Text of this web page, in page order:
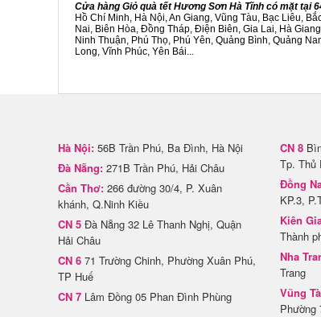
Cửa hàng Giỏ quà tết Hương Sơn Hà Tĩnh có mặt tại
Hồ Chí Minh, Hà Nội, An Giang, Vũng Tàu, Bạc Liêu,
Nai, Biên Hòa, Đồng Tháp, Điện Biên, Gia Lai, Hà
Ninh Thuận, Phú Thọ, Phú Yên, Quảng Bình, Quảng
Long, Vĩnh Phúc, Yên Bái...
Hà Nội: 56B Trần Phú, Ba Đình, Hà Nội
Đà Nẵng: 271B Trần Phú, Hải Châu
Cần Thơ: 266 đường 30/4, P. Xuân
khánh, Q.Ninh Kiều
CN 5 Đà Nẵng 32 Lê Thanh Nghị, Quận
Hải Châu
CN 6 71 Trường Chinh, Phường Xuân Phú,
TP Huế
CN 7 Lâm Đồng 05 Phan Đình Phùng
CN 8
Tp. Thủ
Đồng
KP.3,
Kiên
Thành
Nha
Trang
Vũng
Phường